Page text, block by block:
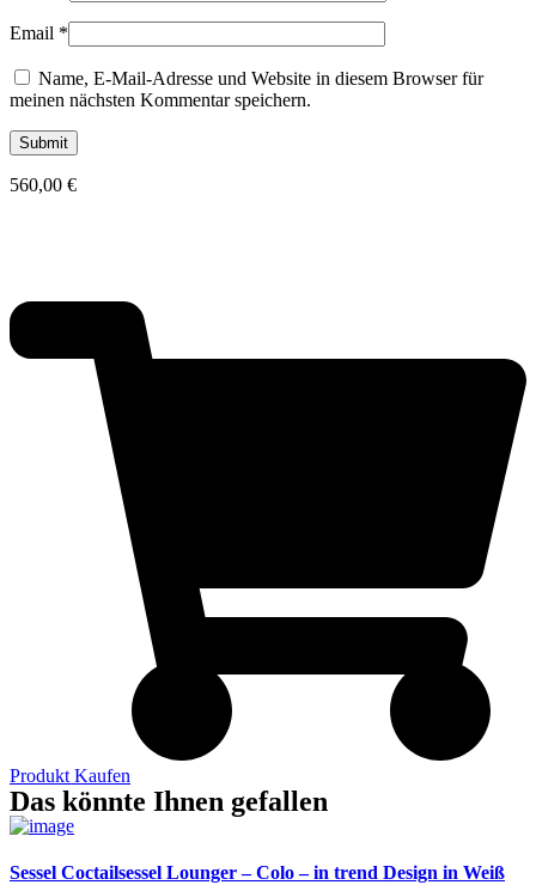
Email *
Name, E-Mail-Adresse und Website in diesem Browser für
meinen nächsten Kommentar speichern.
560,00 €
Produkt Kaufen
Das könnte Ihnen gefallen
Sessel Coctailsessel Lounger – Colo – in trend Design in Weiß